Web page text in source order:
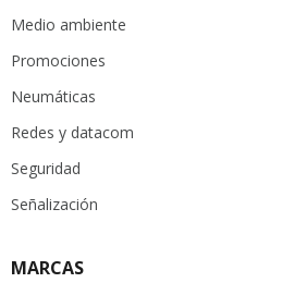
Medio ambiente
Promociones
Neumáticas
Redes y datacom
Seguridad
Señalización
MARCAS